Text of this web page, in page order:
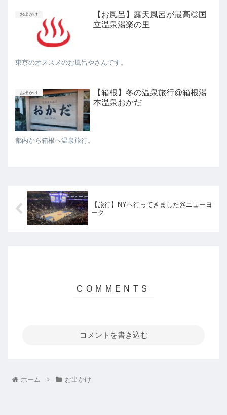
お出かけ
【お風呂】露天風呂が最高◎国
立温泉湯楽の里
東京のオススメのお風呂やさんです。
お出かけ
【箱根】冬の温泉旅行@箱根湯
本温泉おかだ
都内から箱根へ温泉旅行。
【旅行】NYへ行ってきました@ニューヨ
ーク
コメントを書き込む
ホーム お出かけ